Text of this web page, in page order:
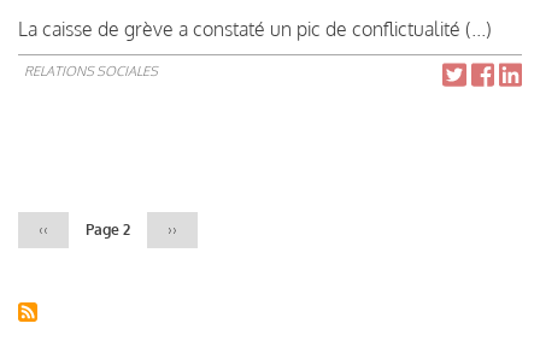
La caisse de grève a constaté un pic de conflictualité (...)
RELATIONS SOCIALES
Page
précédente
‹‹ Page 2
Page
››